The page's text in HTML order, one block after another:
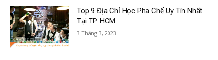
Top 9 Địa Chỉ Học Pha Chế Uy Tín Nhất
Tại TP. HCM
3 Tháng 3, 2023